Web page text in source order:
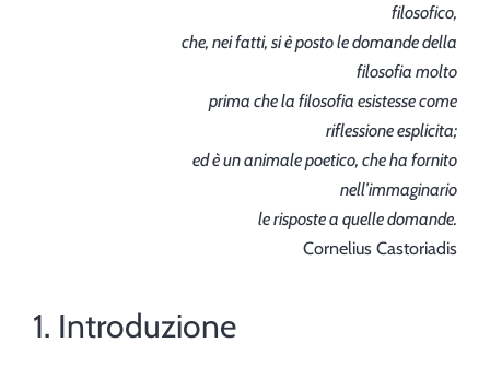
filosofico,
che, nei fatti, si è posto le domande della
filosofia molto
prima che la filosofia esistesse come
riflessione esplicita;
ed è un animale poetico, che ha fornito
nell’immaginario
le risposte a quelle domande.
Cornelius Castoriadis
1. Introduzione